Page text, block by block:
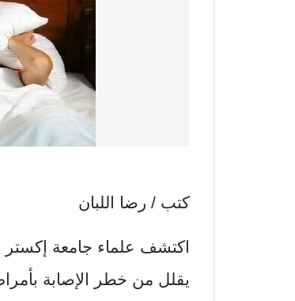
كتب / رضا اللبان
اكتشف علماء جامعة إكستر
يقلل من خطر الإصابة